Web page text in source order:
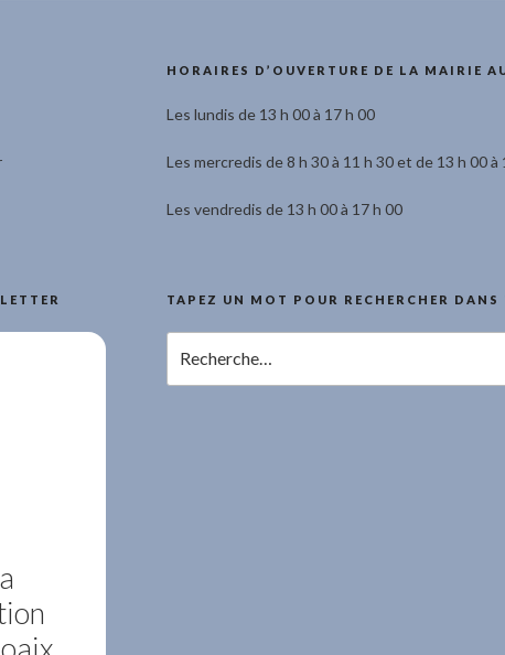
HORAIRES D’OUVERTURE DE LA MAIRIE
Les lundis de 13 h 00 à 17 h 00
Les mercredis de 8 h 30 à 11 h 30 et de 13 h 00 à
Les vendredis de 13 h 00 à 17 h 00
TAPEZ UN MOT POUR RECHERCHER
pour
: